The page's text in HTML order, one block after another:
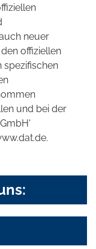
neuer
offiziellen
spezifischen
und bei der